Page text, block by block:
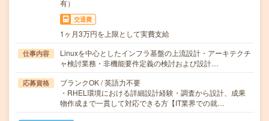
有）
交通費
1ヶ月3万円を上限として実費支給
仕事内容
Linuxを中心としたインフラ基盤の上流設計・アーキテクチ
ャ検討業務・非機能要件定義の検討および設計…
応募資格
ブランクOK / 英語力不要
・RHEL環境における詳細設計経験・調査から設計、成果
物作成まで一貫して対応できる方【IT業界での就…